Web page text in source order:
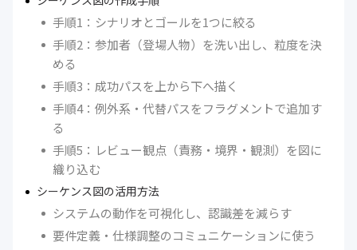
手順1：シナリオとゴールを1つに絞る
手順2：参加者（登場人物）を洗い出し、粒度を決
める
手順3：成功パスを上から下へ描く
手順4：例外系・代替パスをフラグメントで追加す
る
手順5：レビュー観点（責務・境界・観測）を図に
織り込む
シーケンス図の活用方法
システムの動作を可視化し、認識差を減らす
要件定義・仕様調整のコミュニケーションに使う